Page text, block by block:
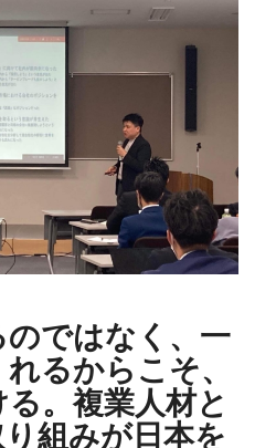
ではなく、一
るからこそ、
。複業人材と
組みが日本を